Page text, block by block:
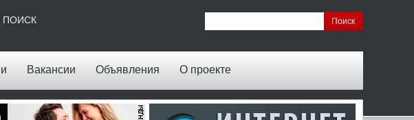
Вакансии Объявления О проекте
ПОИСК